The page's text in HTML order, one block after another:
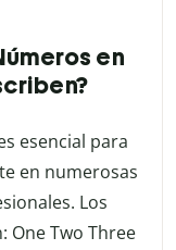
en
esencial para
en numerosas
Los
One Two Three